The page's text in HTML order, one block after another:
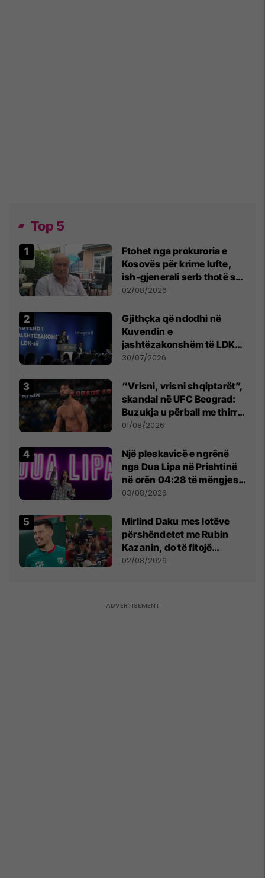
Top 5
Ftohet nga prokuroria e
Kosovës për krime lufte,
ish-gjenerali serb thotë se
dikush e tradhtoi në
02/08/2026
Gjithçka që ndodhi në
Kuvendin e
jashtëzakonshëm të LDK-
së
30/07/2026
“Vrisni, vrisni shqiptarët”,
skandal në UFC Beograd:
Buzukja u përball me thirrje
anti-shqiptare nga
01/08/2026
Një pleskavicë e ngrënë
nga Dua Lipa në Prishtinë
në orën 04:28 të mëngjesit
- dhe bota digjitale serbe
03/08/2026
Mirlind Daku mes lotëve
përshëndetet me Rubin
Kazanin, do të fitojë
miliona te Spartak Moska
02/08/2026